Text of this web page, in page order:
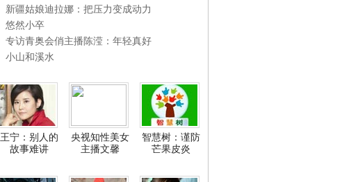
新疆姑娘迪拉娜：把压力变成动力
悠然小卒
专访青奥会俏主播陈滢：年轻真好
小山和溪水
王宁：别人的
故事难讲
央视知性美女
主播文馨
智慧树：谨防
芒果皮炎